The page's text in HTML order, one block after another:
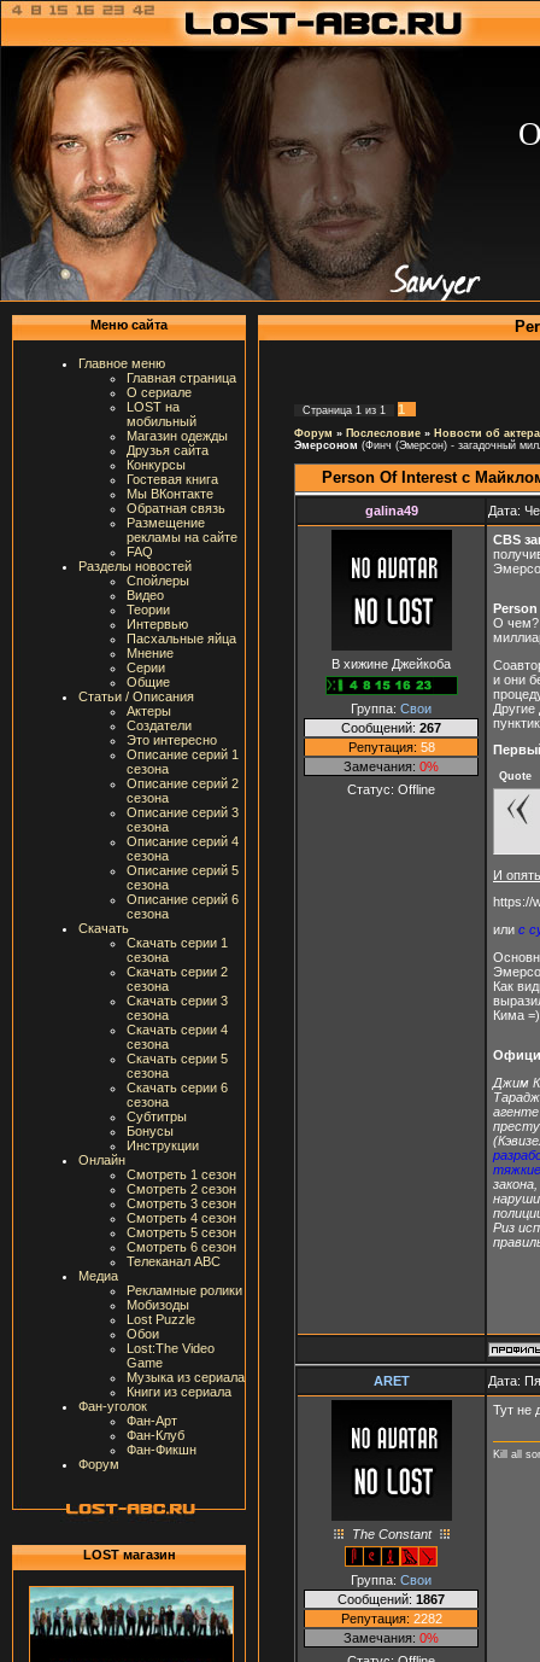
Меню сайта
Главное меню
Главная страница
О сериале
LOST на
мобильный
Магазин одежды
Друзья сайта
Конкурсы
Гостевая книга
Мы ВКонтакте
Обратная связь
Размещение
рекламы на сайте
FAQ
Разделы новостей
Спойлеры
Видео
Теории
Интервью
Пасхальные яйца
Мнение
Серии
Общие
Статьи / Описания
Актеры
Создатели
Это интересно
Описание серий 1
сезона
Описание серий 2
сезона
Описание серий 3
сезона
Описание серий 4
сезона
Описание серий 5
сезона
Описание серий 6
сезона
Скачать
Скачать серии 1
сезона
Скачать серии 2
сезона
Скачать серии 3
сезона
Скачать серии 4
сезона
Скачать серии 5
сезона
Скачать серии 6
сезона
Субтитры
Бонусы
Инструкции
Онлайн
Смотреть 1 сезон
Смотреть 2 сезон
Смотреть 3 сезон
Смотреть 4 сезон
Смотреть 5 сезон
Смотреть 6 сезон
Телеканал ABC
Медиа
Рекламные ролики
Мобизоды
Lost Puzzle
Обои
Lost:The Video
Game
Музыка из сериала
Книги из сериала
Фан-уголок
Фан-Арт
Фан-Клуб
Фан-Фикшн
Форум
LOST магазин
Страница 1 из 1 1
Форум » Послесловие » Новости об
Эмерсоном (Финч (Эмерсон) - загадочный
Person Of Interest с
galina49 Дата:
В хижине Джейкоба
Группа: Свои
Сообщений: 267
Репутация: 58
Замечания: 0%
Статус: Offline
CBS
О чем?
и они
Quote
И
https://
или с
Как
Кима =)
Джим
Риз
ARET Дата:
The Constant
Группа: Свои
Сообщений: 1867
Репутация: 2282
Замечания: 0%
Тут не
Kill all